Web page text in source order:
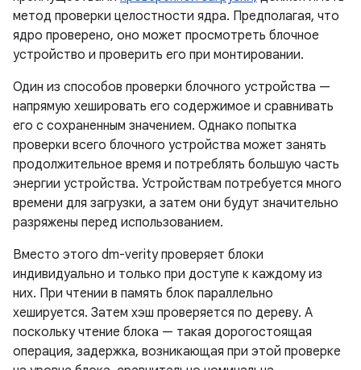
метод проверки целостности ядра. Предполагая, что
ядро ​​проверено, оно может просмотреть блочное
устройство и проверить его при монтировании.
Один из способов проверки блочного устройства —
напрямую хешировать его содержимое и сравнивать
его с сохраненным значением. Однако попытка
проверки всего блочного устройства может занять
продолжительное время и потреблять большую часть
энергии устройства. Устройствам потребуется много
времени для загрузки, а затем они будут значительно
разряжены перед использованием.
Вместо этого dm-verity проверяет блоки
индивидуально и только при доступе к каждому из
них. При чтении в память блок параллельно
хешируется. Затем хэш проверяется по дереву. А
поскольку чтение блока — такая дорогостоящая
операция, задержка, возникающая при этой проверке